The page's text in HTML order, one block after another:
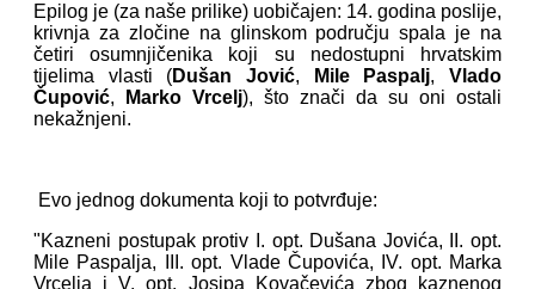
Epilog je (za naše prilike) uobičajen: 14. godina poslije,
krivnja za zločine na glinskom području spala je na
četiri osumnjičenika koji su nedostupni hrvatskim
tijelima vlasti (Dušan Jović, Mile Paspalj,Vlado
Čupović, Marko Vrcelj), što znači da su oni ostali
nekažnjeni.
Evo jednog dokumenta koji to potvrđuje:
"Kazneni postupak protiv I. opt. Dušana Jovića, II. opt.
Mile Paspalja, III. opt. Vlade Čupovića, IV. opt. Marka
Vrcelja i V. opt. Josipa Kovačevića zbog kaznenog